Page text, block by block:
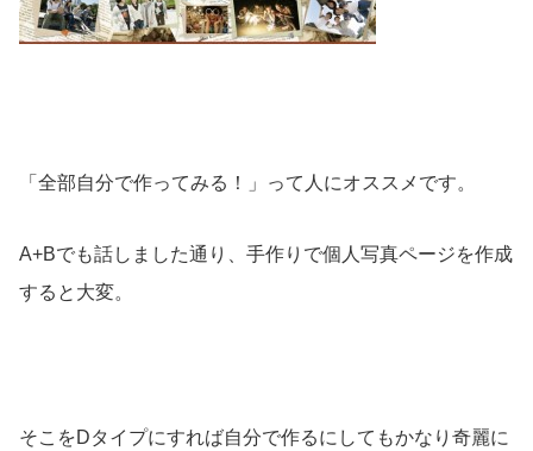
「全部自分で作ってみる！」って人にオススメです。
A+Bでも話しました通り、手作りで個人写真ページを作成
すると大変。
そこをDタイプにすれば自分で作るにしてもかなり奇麗に